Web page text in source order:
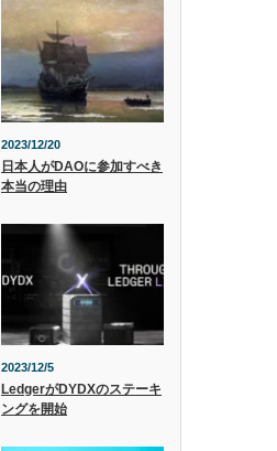
2023/12/20
日本人がDAOに参加すべき
本当の理由
2023/12/5
LedgerがDYDXのステーキ
ングを開始